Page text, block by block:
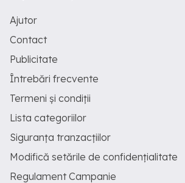
Ajutor
Contact
Publicitate
Întrebări frecvente
Termeni și condiții
Lista categoriilor
Siguranța tranzacțiilor
Modifică setările de confidențialitate
Regulament Campanie